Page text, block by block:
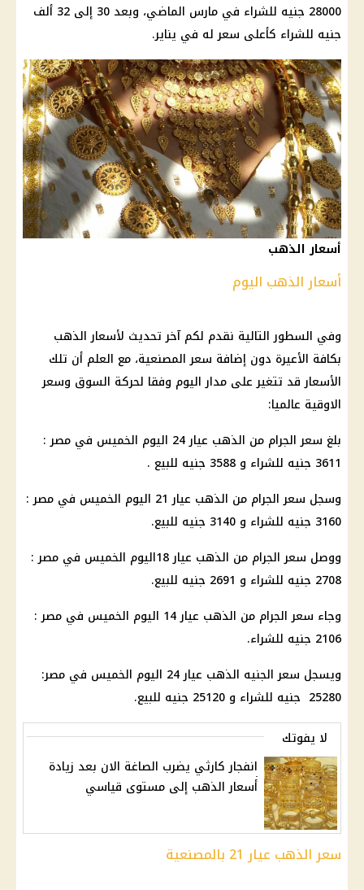
28000 جنيه للشراء في مارس الماضي، وبعد 30 إلى 32 ألف
جنيه للشراء كأعلى سعر له في يناير.
أسعار الذهب
أسعار الذهب اليوم
وفي السطور التالية نقدم لكم آخر تحديث لأسعارالذهب
بكافة الأعيرة دون إضافة سعر المصنعية، مع العلم أن تلك
الأسعارقد تتغير على مدار اليوم وفقا لحركة السوق وسعر
الاوقية عالميا:
بلغ سعر الجرام من الذهب
عيار 24 اليوم الخميس في مصر :
3611 جنيه للشراء و 3588 جنيه للبيع .
وسجل سعر الجرام من الذهب
عيار 21 اليوم الخميس في مصر :
3160 جنيه للشراء و 3140 جنيه للبيع.
ووصل سعر الجرام من الذهب
عيار 18اليوم الخميس في مصر :
2708 جنيه للشراء و 2691 جنيه للبيع.
وجاء سعر الجرام من الذهب
عيار 14 اليوم الخميس في مصر :
2106 جنيه للشراء.
ويسجل سعر الجنيه الذهب عيار 24
اليوم الخميس في مصر:
25280 جنيه للشراء و 25120 جنيه للبيع.
لا يفوتك
انفجار كارثي يضرب الصاغة الان بعد زيادة
أسعار الذهب إلى مستوى قياسي
سعر الذهب عيار 21 بالمصنعية